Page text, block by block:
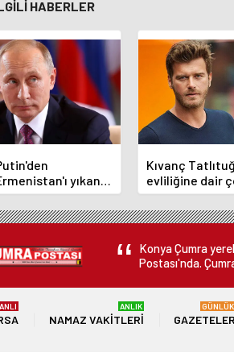
HABERLER
yıkan
Karabağ
bir
Kıvanç
evliliğine dair
çarpıcı
Konya Çumra
Postası'nda.
NAMAZ VAKITLERI
ANLIK
GAZETELER
GÜNLÜK